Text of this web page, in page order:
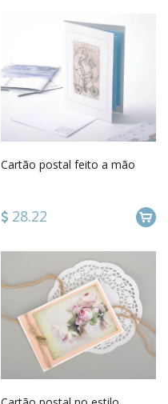
Cartão postal feito a mão
28.22